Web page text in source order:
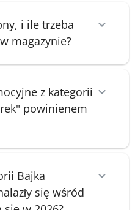
i ile trzeba
magazynie?
z kategorii
powinienem
Bajka
się wśród